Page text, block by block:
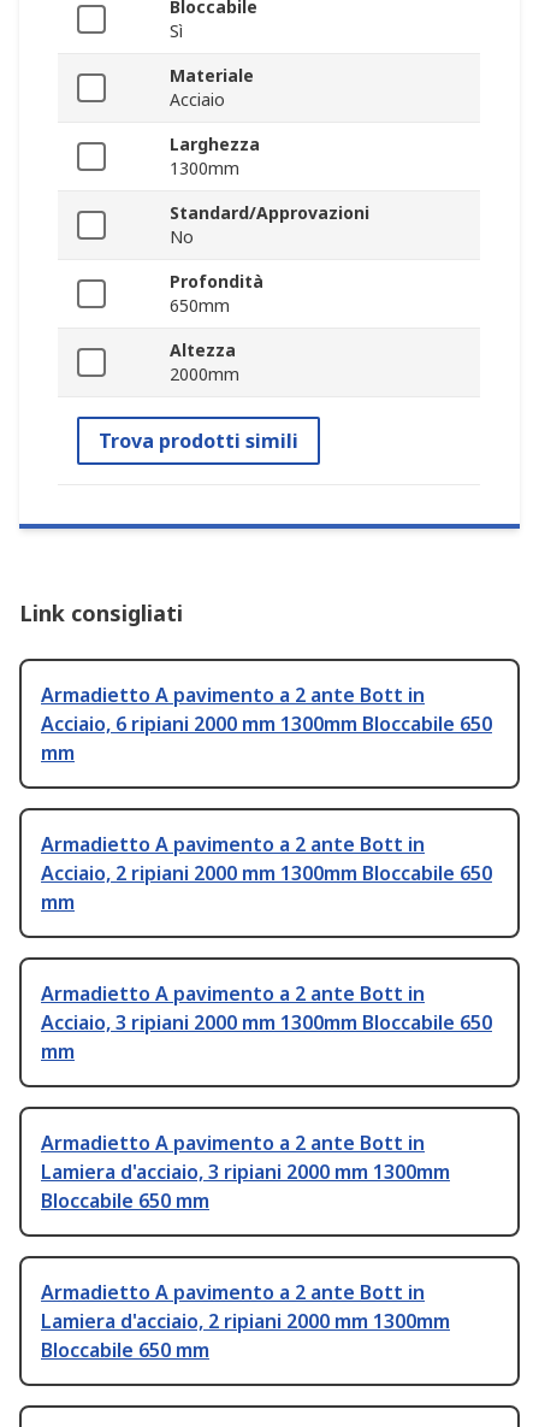
Bloccabile
Sì
Materiale
Acciaio
Larghezza
1300mm
Standard/Approvazioni
No
Profondità
650mm
Altezza
2000mm
Trova prodotti simili
Link consigliati
Armadietto A pavimento a 2 ante Bott in
Acciaio, 6 ripiani 2000 mm 1300mm Bloccabile 650
mm
Armadietto A pavimento a 2 ante Bott in
Acciaio, 2 ripiani 2000 mm 1300mm Bloccabile 650
mm
Armadietto A pavimento a 2 ante Bott in
Acciaio, 3 ripiani 2000 mm 1300mm Bloccabile 650
mm
Armadietto A pavimento a 2 ante Bott in
Lamiera d'acciaio, 3 ripiani 2000 mm 1300mm
Bloccabile 650 mm
Armadietto A pavimento a 2 ante Bott in
Lamiera d'acciaio, 2 ripiani 2000 mm 1300mm
Bloccabile 650 mm